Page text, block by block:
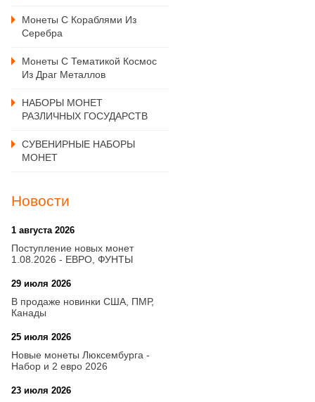
Монеты С Кораблями Из
Серебра
Монеты С Тематикой Космос
Из Драг Металлов
НАБОРЫ МОНЕТ
РАЗЛИЧНЫХ ГОСУДАРСТВ
СУВЕНИРНЫЕ НАБОРЫ
МОНЕТ
Новости
1 августа 2026
Поступление новых монет
1.08.2026 - ЕВРО, ФУНТЫ
29 июля 2026
В продаже новинки США, ПМР,
Канады
25 июля 2026
Новые монеты Люксембурга -
Набор и 2 евро 2026
23 июля 2026